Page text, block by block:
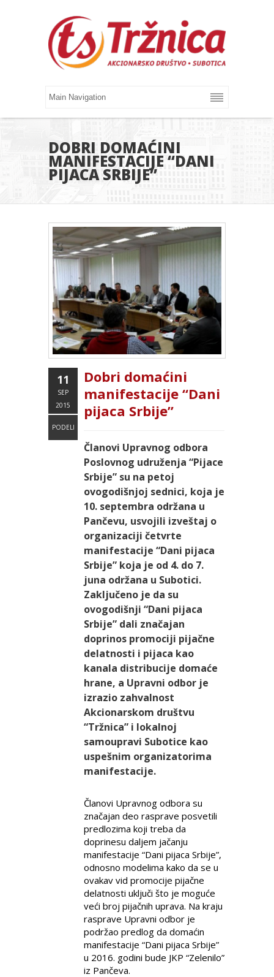
DOBRI DOMAĆINI
MANIFESTACIJE “DANI
PIJACA SRBIJE”
11
SEP
2015
PODELI
Dobri domaćini
manifestacije “Dani
pijaca Srbije”
Članovi Upravnog odbora
Poslovnog udruženja “Pijace
Srbije” su na petoj
ovogodišnjoj sednici, koja je
10. septembra održana u
Pančevu, usvojili izveštaj o
organizaciji četvrte
manifestacije “Dani pijaca
Srbije” koja je od 4. do 7.
juna održana u Subotici.
Zaključeno je da su
ovogodišnji “Dani pijaca
Srbije” dali značajan
doprinos promociji pijačne
delatnosti i pijaca kao
kanala distribucije domaće
hrane, a Upravni odbor je
izrazio zahvalnost
Akcionarskom društvu
“Tržnica” i lokalnoj
samoupravi Subotice kao
uspešnim organizatorima
manifestacije.
Članovi Upravnog odbora su
značajan deo rasprave posvetili
predlozima koji treba da
doprinesu daljem jačanju
manifestacije “Dani pijaca Srbije”,
odnosno modelima kako da se u
ovakav vid promocije pijačne
delatnosti uključi što je moguće
veći broj pijačnih uprava. Na kraju
rasprave Upravni odbor je
podržao predlog da domaćin
manifestacije “Dani pijaca Srbije”
u 2016. godini bude JKP “Zelenilo”
iz Pančeva.